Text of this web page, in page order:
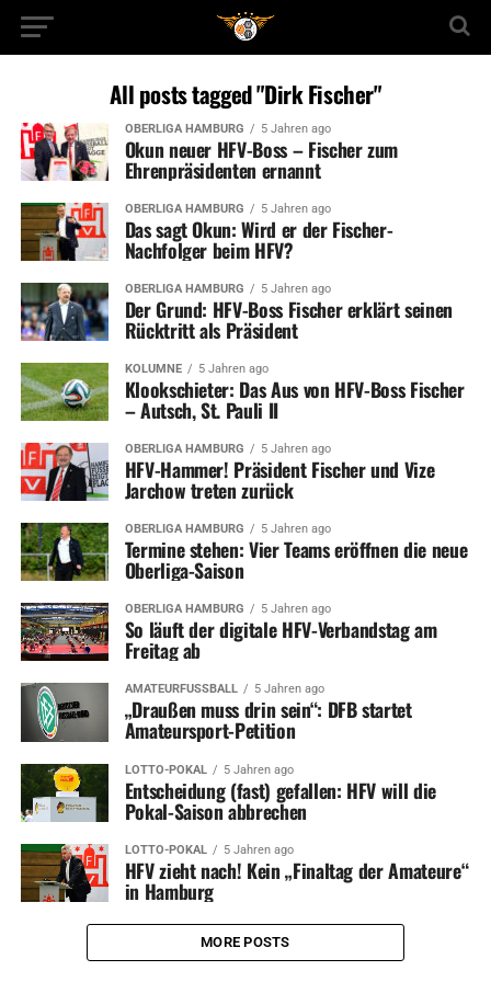
All posts tagged "Dirk Fischer"
OBERLIGA HAMBURG 5 Jahren ago
Okun neuer HFV-Boss – Fischer zum
Ehrenpräsidenten ernannt
OBERLIGA HAMBURG 5 Jahren ago
Das sagt Okun: Wird er der Fischer-
Nachfolger beim HFV?
OBERLIGA HAMBURG 5 Jahren ago
Der Grund: HFV-Boss Fischer erklärt seinen
Rücktritt als Präsident
KOLUMNE 5 Jahren ago
Klookschieter: Das Aus von HFV-Boss Fischer
– Autsch, St. Pauli II
OBERLIGA HAMBURG 5 Jahren ago
HFV-Hammer! Präsident Fischer und Vize
Jarchow treten zurück
OBERLIGA HAMBURG 5 Jahren ago
Termine stehen: Vier Teams eröffnen die neue
Oberliga-Saison
OBERLIGA HAMBURG 5 Jahren ago
So läuft der digitale HFV-Verbandstag am
Freitag ab
AMATEURFUSSBALL 5 Jahren ago
„Draußen muss drin sein“: DFB startet
Amateursport-Petition
LOTTO-POKAL 5 Jahren ago
Entscheidung (fast) gefallen: HFV will die
Pokal-Saison abbrechen
LOTTO-POKAL 5 Jahren ago
HFV zieht nach! Kein „Finaltag der Amateure“
in Hamburg
MORE POSTS